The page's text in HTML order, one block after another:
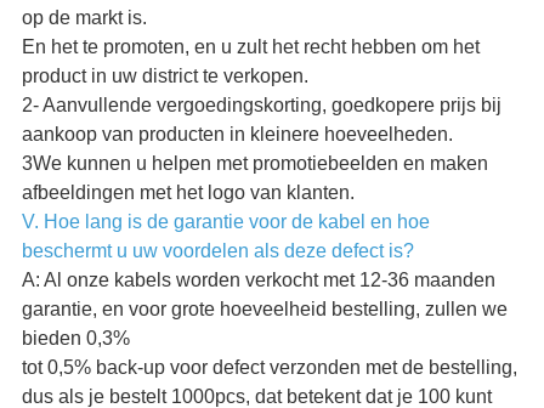
op de markt is.
En het te promoten, en u zult het recht hebben om het
product in uw district te verkopen.
2- Aanvullende vergoedingskorting, goedkopere prijs bij
aankoop van producten in kleinere hoeveelheden.
3We kunnen u helpen met promotiebeelden en maken
afbeeldingen met het logo van klanten.
V. Hoe lang is de garantie voor de kabel en hoe
beschermt u uw voordelen als deze defect is?
A: Al onze kabels worden verkocht met 12-36 maanden
garantie, en voor grote hoeveelheid bestelling, zullen we
bieden 0,3%
tot 0,5% back-up voor defect verzonden met de bestelling,
dus als je bestelt 1000pcs, dat betekent dat je 100 kunt